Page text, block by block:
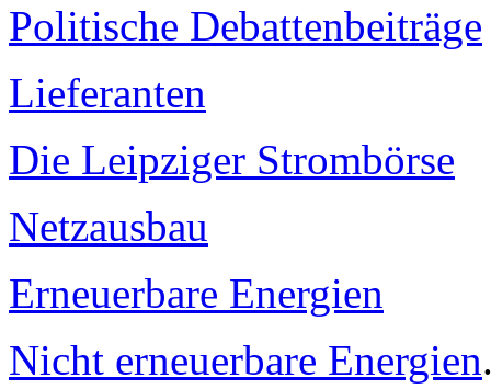
Politische Debattenbeiträge
Lieferanten
Die Leipziger Strombörse
Netzausbau
Erneuerbare Energien
Nicht erneuerbare Energien